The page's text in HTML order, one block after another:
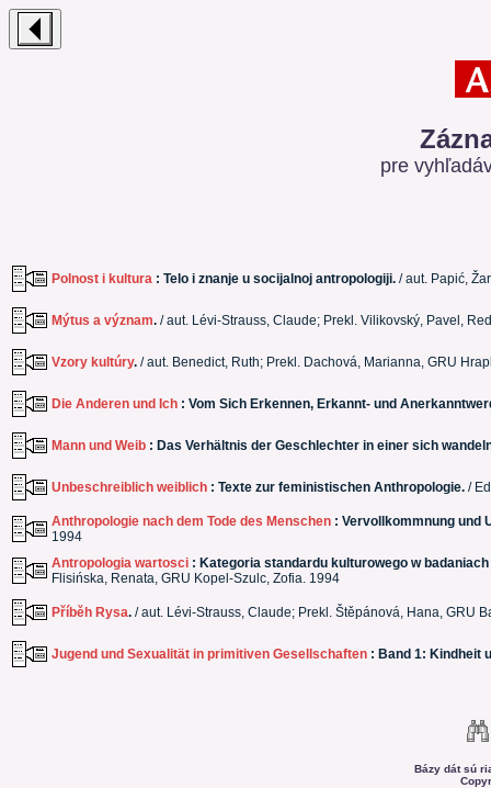
pre
Polnost i kultura : Telo i znanje u socijalnoj antropologiji. / aut. Papić,
Mýtus a význam. / aut. Lévi-Strauss, Claude; Prekl. Vilikovský, Pavel,
Vzory kultúry. / aut. Benedict, Ruth; Prekl. Dachová, Marianna, GRU
Die Anderen und Ich : Vom Sich Erkennen, Erkannt- und
Mann und Weib : Das Verhältnis der Geschlechter in einer sich
Unbeschreiblich weiblich : Texte zur feministischen Anthropologie. /
Anthropologie nach dem Tode des Menschen : Vervollkommnung und
1994
Antropologia wartosci : Kategoria standardu kulturowego w
Flisińska, Renata, GRU Kopel-Szulc, Zofia. 1994
Příběh Rysa. / aut. Lévi-Strauss, Claude; Prekl. Štěpánová, Hana, GRU
Jugend und Sexualität in primitiven Gesellschaften : Band 1: Kindheit
Bázy dát sú